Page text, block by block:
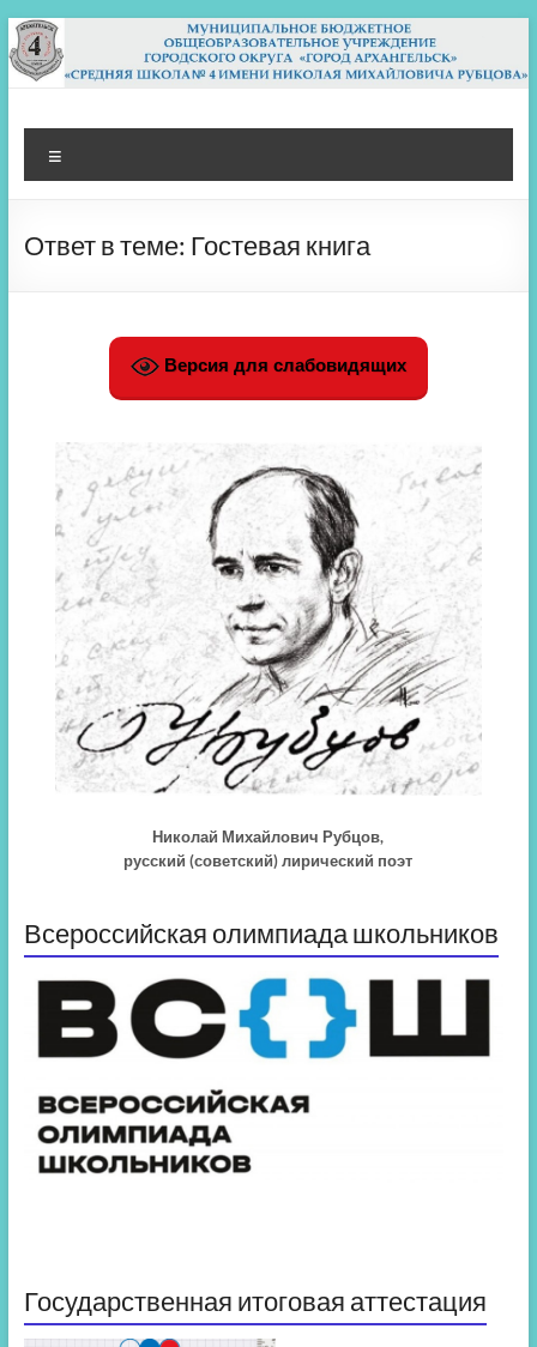
Перейти
к
содержимому
МБОУ СШ 4
Архангельск
Ответ в теме: Гостевая книга
Версия для слабовидящих
Николай Михайлович Рубцов,
русский (советский) лирический поэт
Всероссийская олимпиада школьников
Государственная итоговая аттестация